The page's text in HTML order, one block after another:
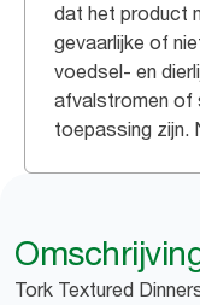
dat het product
gevaarlijke of
voedsel- en
afvalstromen of
toepassing zijn.
Tork Textured